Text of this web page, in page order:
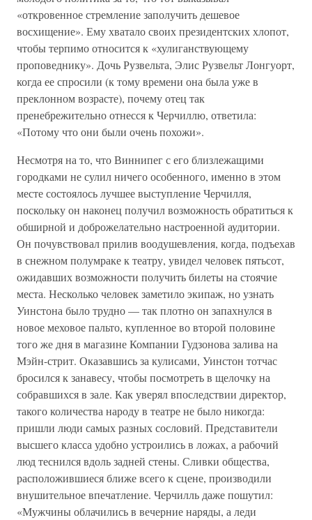
«откровенное стремление заполучить дешевое
восхищение». Ему хватало своих президентских хлопот,
чтобы терпимо относится к «хулиганствующему
проповеднику». Дочь Рузвельта, Элис Рузвельт Лонгуорт,
когда ее спросили (к тому времени она была уже в
преклонном возрасте), почему отец так
пренебрежительно отнесся к Черчиллю, ответила:
«Потому что они были очень похожи».
Несмотря на то, что Виннипег с его близлежащими
городками не сулил ничего особенного, именно в этом
месте состоялось лучшее выступление Черчилля,
поскольку он наконец получил возможность обратиться к
обширной и доброжелательно настроенной аудитории.
Он почувствовал прилив воодушевления, когда, подъехав
в снежном полумраке к театру, увидел человек пятьсот,
ожидавших возможности получить билеты на стоячие
места. Несколько человек заметило экипаж, но узнать
Уинстона было трудно — так плотно он запахнулся в
новое меховое пальто, купленное во второй половине
того же дня в магазине Компании Гудзонова залива на
Мэйн-стрит. Оказавшись за кулисами, Уинстон тотчас
бросился к занавесу, чтобы посмотреть в щелочку на
собравшихся в зале. Как уверял впоследствии директор,
такого количества народу в театре не было никогда:
пришли люди самых разных сословий. Представители
высшего класса удобно устроились в ложах, а рабочий
люд теснился вдоль задней стены. Сливки общества,
расположившиеся ближе всего к сцене, производили
внушительное впечатление. Черчилль даже пошутил:
«Мужчины облачились в вечерние наряды, а леди